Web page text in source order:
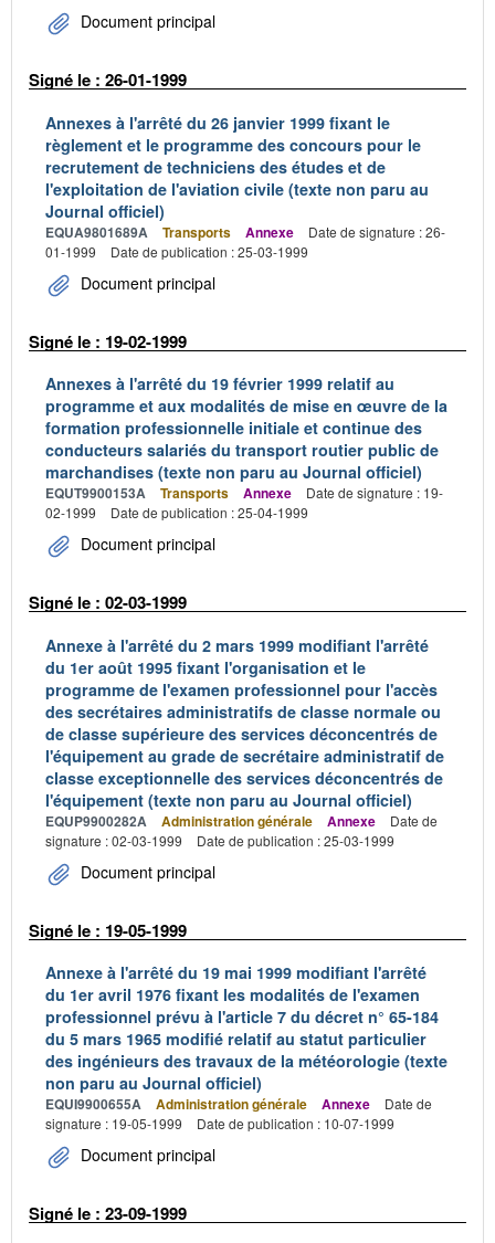
Document principal
Signé le : 26-01-1999
Annexes à l'arrêté du 26 janvier 1999 fixant le
règlement et le programme des concours pour le
recrutement de techniciens des études et de
l'exploitation de l'aviation civile (texte non paru au
Journal officiel)
EQUA9801689A Transports Annexe
Date de signature : 26-
01-1999
Date de publication : 25-03-1999
Document principal
Signé le : 19-02-1999
Annexes à l'arrêté du 19 février 1999 relatif au
programme et aux modalités de mise en œuvre de la
formation professionnelle initiale et continue des
conducteurs salariés du transport routier public de
marchandises (texte non paru au Journal officiel)
EQUT9900153A Transports Annexe
Date de signature : 19-
02-1999
Date de publication : 25-04-1999
Document principal
Signé le : 02-03-1999
Annexe à l'arrêté du 2 mars 1999 modifiant l'arrêté
du 1er août 1995 fixant l'organisation et le
programme de l'examen professionnel pour l'accès
des secrétaires administratifs de classe normale ou
de classe supérieure des services déconcentrés de
l'équipement au grade de secrétaire administratif de
classe exceptionnelle des services déconcentrés de
l'équipement (texte non paru au Journal officiel)
EQUP9900282A Administration générale Annexe
Date de
signature : 02-03-1999
Date de publication : 25-03-1999
Document principal
Signé le : 19-05-1999
Annexe à l'arrêté du 19 mai 1999 modifiant l'arrêté
du 1er avril 1976 fixant les modalités de l'examen
professionnel prévu à l'article 7 du décret n° 65-184
du 5 mars 1965 modifié relatif au statut particulier
des ingénieurs des travaux de la météorologie (texte
non paru au Journal officiel)
EQUI9900655A Administration générale Annexe
Date de
signature : 19-05-1999
Date de publication : 10-07-1999
Document principal
Signé le : 23-09-1999